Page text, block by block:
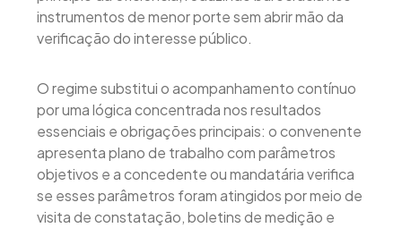
instrumentos de menor porte sem abrir mão da
verificação do interesse público.
O regime substitui o acompanhamento contínuo
por uma lógica concentrada nos resultados
essenciais e obrigações principais: o convenente
apresenta plano de trabalho com parâmetros
objetivos e a concedente ou mandatária verifica
se esses parâmetros foram atingidos por meio de
visita de constatação, boletins de medição e